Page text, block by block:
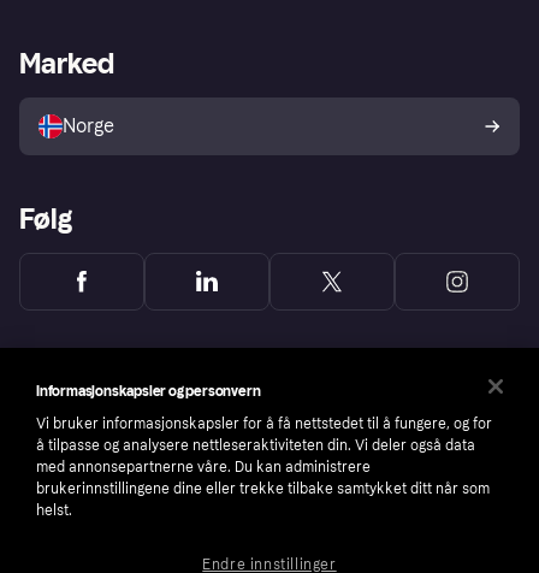
Utforsk butikker
Merchant portal
Marked
Norge
Følg
Informasjonskapsler og personvern
Vi bruker informasjonskapsler for å få nettstedet til å fungere, og for
å tilpasse og analysere nettleseraktiviteten din. Vi deler også data
med annonsepartnerne våre. Du kan administrere
brukerinnstillingene dine eller trekke tilbake samtykket ditt når som
helst.
Endre innstillinger